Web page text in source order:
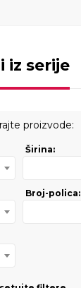
iz serije
proizvode:
Širina:
Broj-polica: